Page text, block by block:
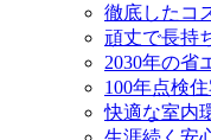
徹底したコ
頑丈で長持
2030年の省
100年点検
快適な室内